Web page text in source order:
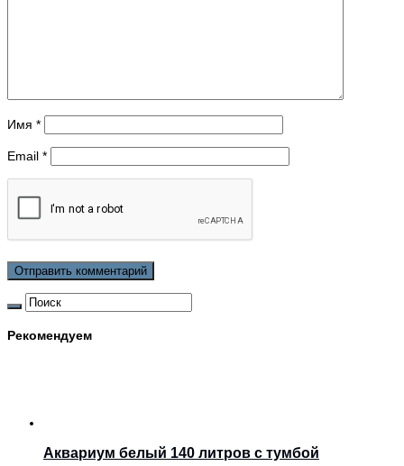
Имя *
Email *
Рекомендуем
Аквариум белый 140 литров с тумбой